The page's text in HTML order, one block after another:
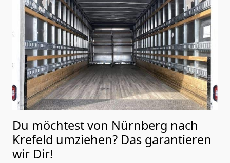
Du möchtest von Nürnberg nach
Krefeld umziehen? Das garantieren
wir Dir!